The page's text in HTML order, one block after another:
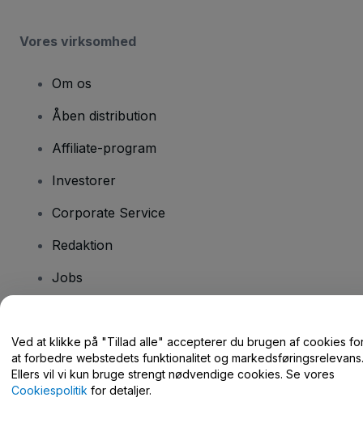
Vores virksomhed
Om os
Åben distribution
Affiliate-program
Investorer
Corporate Service
Redaktion
Jobs
Har du spørgsmål?
Hjælpecenter / Kontakt os
Ved at klikke på "Tillad alle" accepterer du brugen af cookies
at forbedre webstedets funktionalitet og markedsføringsrelevans.
Ellers vil vi kun bruge strengt nødvendige cookies. Se vores
Cookiespolitik for detaljer.